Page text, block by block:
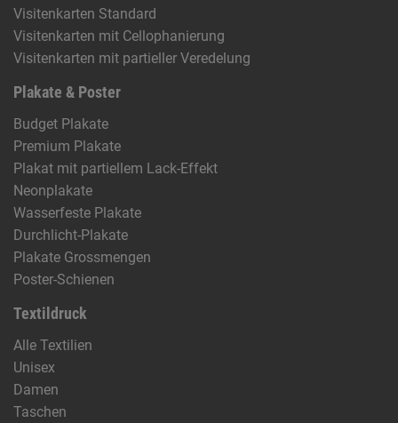
Visitenkarten Standard
Visitenkarten mit Cellophanierung
Visitenkarten mit partieller Veredelung
Plakate & Poster
Budget Plakate
Premium Plakate
Plakat mit partiellem Lack-Effekt
Neonplakate
Wasserfeste Plakate
Durchlicht-Plakate
Plakate Grossmengen
Poster-Schienen
Textildruck
Alle Textilien
Unisex
Damen
Taschen